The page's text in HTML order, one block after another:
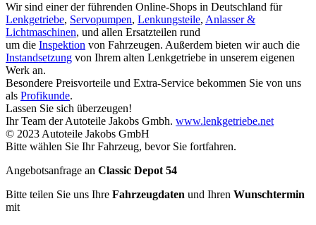
Wir sind einer der führenden Online-Shops in Deutschland für
Lenkgetriebe, Servopumpen, Lenkungsteile, Anlasser &
Lichtmaschinen, und allen Ersatzteilen rund
um die Inspektion von Fahrzeugen. Außerdem bieten wir auch die
Instandsetzung von Ihrem alten Lenkgetriebe in unserem eigenen
Werk an.
Besondere Preisvorteile und Extra-Service bekommen Sie von uns
als Profikunde.
Lassen Sie sich überzeugen!
Ihr Team der Autoteile Jakobs Gmbh. www.lenkgetriebe.net
© 2023 Autoteile Jakobs GmbH
Bitte wählen Sie Ihr Fahrzeug, bevor Sie fortfahren.
Angebotsanfrage an Classic Depot 54
Bitte teilen Sie uns Ihre Fahrzeugdaten und Ihren Wunschtermin
mit